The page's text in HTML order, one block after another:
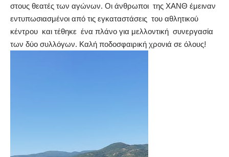
στους θεατές των αγώνων. Οι άνθρωποι της ΧΑΝΘ έμειναν
εντυπωσιασμένοι από τις εγκαταστάσεις του αθλητικού
κέντρου και τέθηκε ένα πλάνο για μελλοντική συνεργασία
των δύο συλλόγων. Καλή ποδοσφαιρική χρονιά σε όλους!